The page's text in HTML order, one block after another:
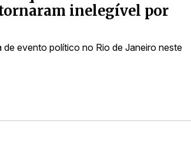
inelegível por
de evento político no Rio de Janeiro neste